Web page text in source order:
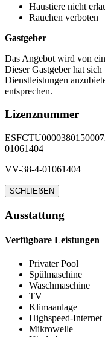
Haustiere nicht
Rauchen verboten
Gastgeber
Das Angebot wird von
Dieser Gastgeber hat
Dienstleistungen
entsprechen.
Lizenznummer
01061404
VV-38-4-01061404
SCHLIEẞEN
Ausstattung
Verfügbare Leistungen
Privater Pool
Spülmaschine
Waschmaschine
TV
Klimaanlage
Highspeed-Internet
Mikrowelle